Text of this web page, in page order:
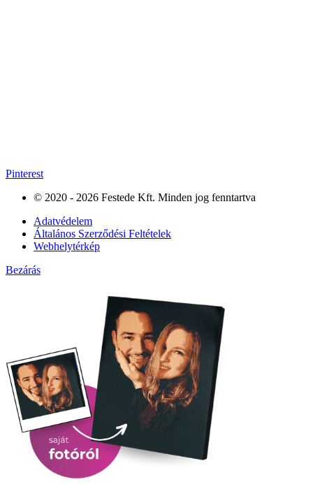
Pinterest
© 2020 - 2026 Festede Kft. Minden jog fenntartva
Adatvédelem
Általános Szerződési Feltételek
Webhelytérkép
Bezárás